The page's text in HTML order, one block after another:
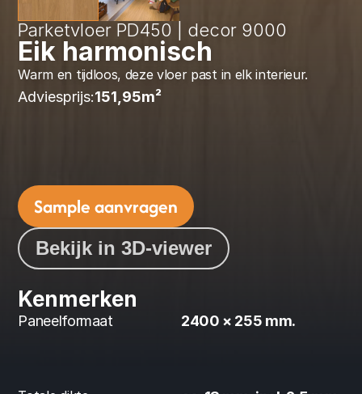
Parketvloer PD450 | decor 9000
Eik harmonisch
Adviesprijs:151,95m²
Warm en tijdloos, deze vloer past in elk interieur.
Sample aanvragen
Bekijk in 3D-viewer
Kenmerken
Paneelformaat 2400 × 255 mm.